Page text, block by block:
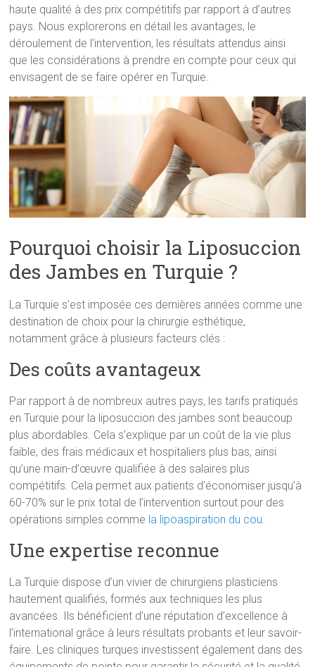
haute qualité à des prix compétitifs par rapport à d’autres
pays. Nous explorerons en détail les avantages, le
déroulement de l’intervention, les résultats attendus ainsi
que les considérations à prendre en compte pour ceux qui
envisagent de se faire opérer en Turquie.
Pourquoi choisir la Liposuccion
des Jambes en Turquie ?
La Turquie s’est imposée ces dernières années comme une
destination de choix pour la chirurgie esthétique,
notamment grâce à plusieurs facteurs clés :
Des coûts avantageux
Par rapport à de nombreux autres pays, les tarifs pratiqués
en Turquie pour la liposuccion des jambes sont beaucoup
plus abordables. Cela s’explique par un coût de la vie plus
faible, des frais médicaux et hospitaliers plus bas, ainsi
qu’une main-d’œuvre qualifiée à des salaires plus
compétitifs. Cela permet aux patients d’économiser jusqu’à
60-70% sur le prix total de l’intervention surtout pour des
opérations simples comme la lipoaspiration du cou.
Une expertise reconnue
La Turquie dispose d’un vivier de chirurgiens plasticiens
hautement qualifiés, formés aux techniques les plus
avancées. Ils bénéficient d’une réputation d’excellence à
l’international grâce à leurs résultats probants et leur savoir-
faire. Les cliniques turques investissent également dans des